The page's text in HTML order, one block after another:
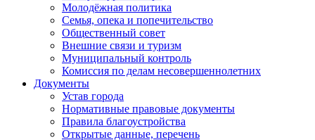
Молодёжная политика
Семья, опека и попечительство
Общественный совет
Внешние связи и туризм
Муниципальный контроль
Комиссия по делам несовершеннолетних
Документы
Устав города
Нормативные правовые документы
Правила благоустройства
Открытые данные, перечень